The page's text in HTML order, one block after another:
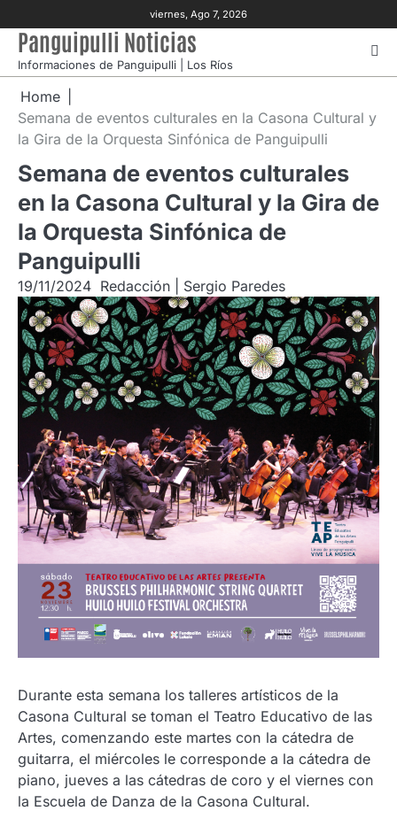
to
content
viernes, Ago 7, 2026
Panguipulli Noticias
Informaciones de Panguipulli | Los Ríos
Home
Semana de eventos culturales en la Casona Cultural y
la Gira de la Orquesta Sinfónica de Panguipulli
Semana de eventos culturales
en la Casona Cultural y la Gira de
la Orquesta Sinfónica de
Panguipulli
19/11/2024 Redacción | Sergio Paredes
Durante esta semana los talleres artísticos de la
Casona Cultural se toman el Teatro Educativo de las
Artes, comenzando este martes con la cátedra de
guitarra, el miércoles le corresponde a la cátedra de
piano, jueves a las cátedras de coro y el viernes con
la Escuela de Danza de la Casona Cultural.